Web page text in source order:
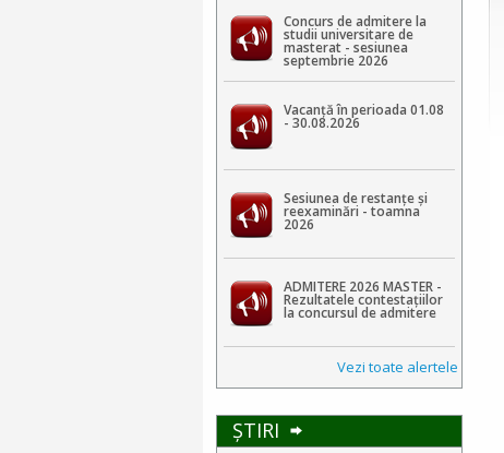
Concurs de admitere la
studii universitare de
masterat - sesiunea
septembrie 2026
Vacanță în perioada 01.08
- 30.08.2026
Sesiunea de restanțe și
reexaminări - toamna
2026
ADMITERE 2026 MASTER -
Rezultatele contestaţiilor
la concursul de admitere
Vezi toate alertele
ŞTIRI